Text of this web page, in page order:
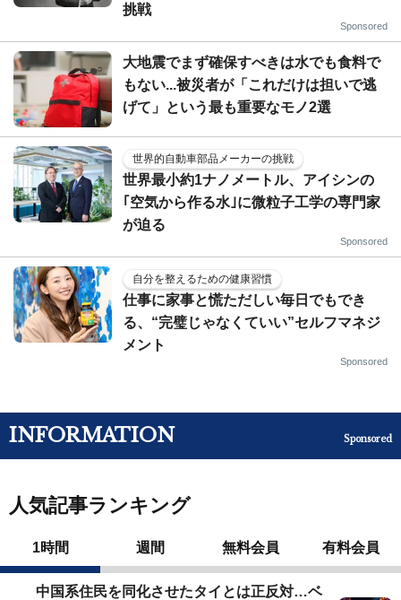
挑戦
Sponsored
大地震でまず確保すべきは水でも食料で
もない...被災者が「これだけは担いで逃
げて」という最も重要なモノ2選
世界的自動車部品メーカーの挑戦
世界最小約1ナノメートル、アイシンの
｢空気から作る水｣に微粒子工学の専門家
が迫る
Sponsored
自分を整えるための健康習慣
仕事に家事と慌ただしい毎日でもでき
る、“完璧じゃなくていい”セルフマネジ
メント
Sponsored
INFORMATION Sponsored
人気記事ランキング
1時間 週間 無料会員 有料会員
中国系住民を同化させたタイとは正反対…ベ